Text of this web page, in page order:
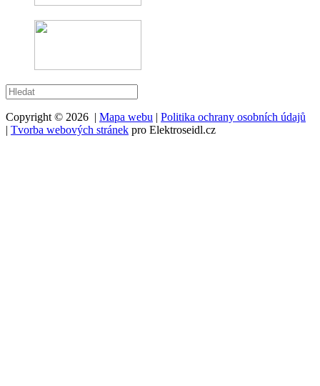
Copyright © 2026 | Mapa webu | Politika ochrany osobních údajů
| Tvorba webových stránek pro Elektroseidl.cz